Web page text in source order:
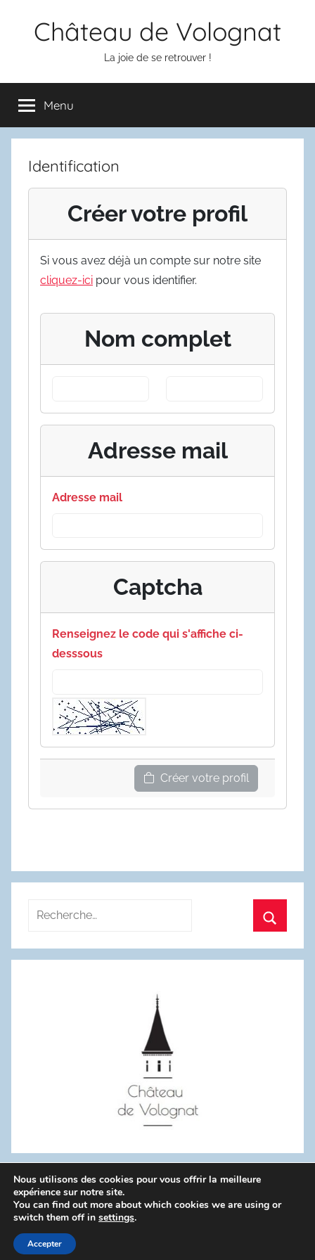
Château de Volognat
La joie de se retrouver !
Menu
Identification
Créer votre profil
Si vous avez déjà un compte sur notre site
cliquez-ici pour vous identifier.
Nom complet
Adresse mail
Adresse mail
Captcha
Renseignez le code qui s'affiche ci-
desssous
Créer votre profil
Recherche
:
WordPress Theme: Donovan by ThemeZee.
Politique de confidentialité
Nous utilisons des cookies pour vous offrir la meilleure
expérience sur notre site.
You can find out more about which cookies we are using or
switch them off in settings.
Accepter